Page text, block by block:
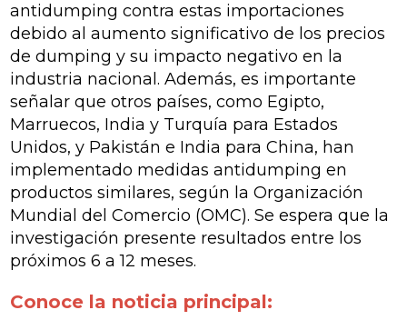
antidumping contra estas importaciones
debido al aumento significativo de los precios
de dumping y su impacto negativo en la
industria nacional. Además, es importante
señalar que otros países, como Egipto,
Marruecos, India y Turquía para Estados
Unidos, y Pakistán e India para China, han
implementado medidas antidumping en
productos similares, según la Organización
Mundial del Comercio (OMC). Se espera que la
investigación presente resultados entre los
próximos 6 a 12 meses.
Conoce la noticia principal: